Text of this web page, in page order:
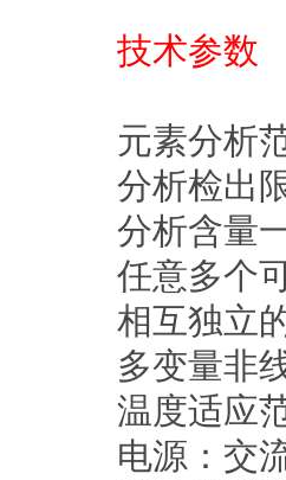
技术参数
元素分析
分析检出
分析含量
任意多个
相互独立
多变量非
温度适应
电源：交